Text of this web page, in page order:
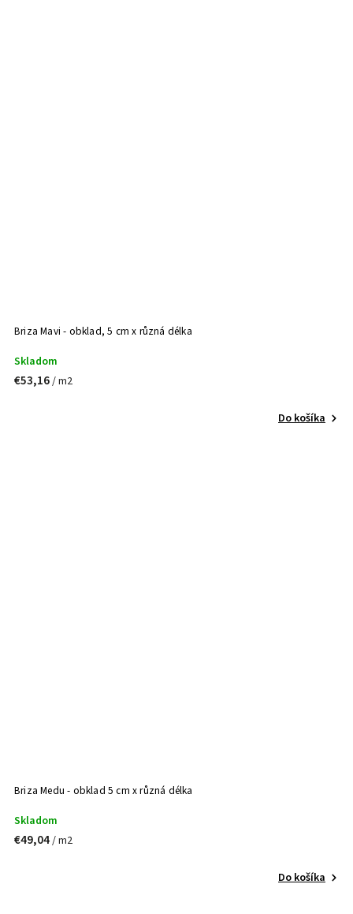
Briza Mavi - obklad, 5 cm x různá délka
Skladom
€53,16/ m2
Do košíka
Briza Medu - obklad 5 cm x různá délka
Skladom
€49,04/ m2
Do košíka